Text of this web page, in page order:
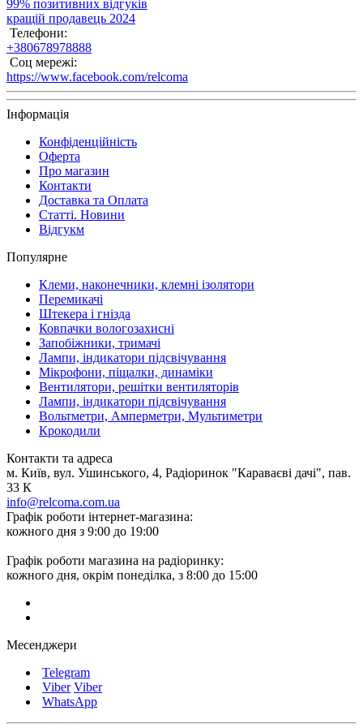
99% позитивних відгуків
кращій продавець 2024
Телефони:
+380678978888
Соц мережі:
https://www.facebook.com/relcoma
Інформація
Конфіденційність
Оферта
Про магазин
Контакти
Доставка та Оплата
Статті. Новини
Відгукм
Популярне
Клеми, наконечники, клемні ізолятори
Перемикачі
Штекера і гнізда
Ковпачки вологозахисні
Запобіжники, тримачі
Лампи, індикатори підсвічування
Мікрофони, піщалки, динаміки
Вентилятори, решітки вентиляторів
Лампи, індикатори підсвічування
Вольтметри, Амперметри, Мультиметри
Крокодили
Контакти та адреса
м. Київ, вул. Ушинського, 4, Радіоринок "Караваєві дачі", пав.
33 К
info@relcoma.com.ua
Графік роботи інтернет-магазина:
кожного дня з 9:00 до 19:00
Графік роботи магазина на радіоринку:
кожного дня, окрім понеділка, з 8:00 до 15:00
Месенджери
Telegram
Viber Viber
WhatsApp